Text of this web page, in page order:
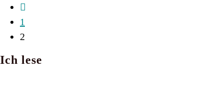
Zur
vorherigen
Seite
1
2
Ich lese